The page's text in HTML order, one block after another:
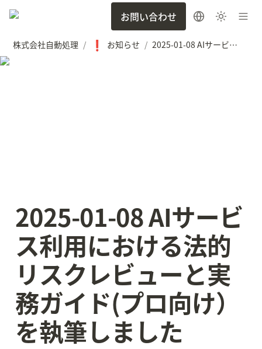
お問い合わせ
株式会社自動処理 / ❗ お知らせ / 2025-01-08 AIサービス利用における法的リスクレビューと実務ガイド(プロ向け）を執筆しました
2025-01-08 AIサービ
ス利用における法的
リスクレビューと実
務ガイド(プロ向け）
を執筆しました